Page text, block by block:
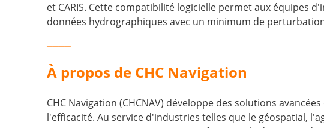
et CARIS. Cette compatibilité logicielle permet aux équipes
données hydrographiques avec un minimum de
À propos de CHC Navigation
CHC Navigation (CHCNAV) développe des solutions
l'efficacité. Au service d'industries telles que le géospatial,